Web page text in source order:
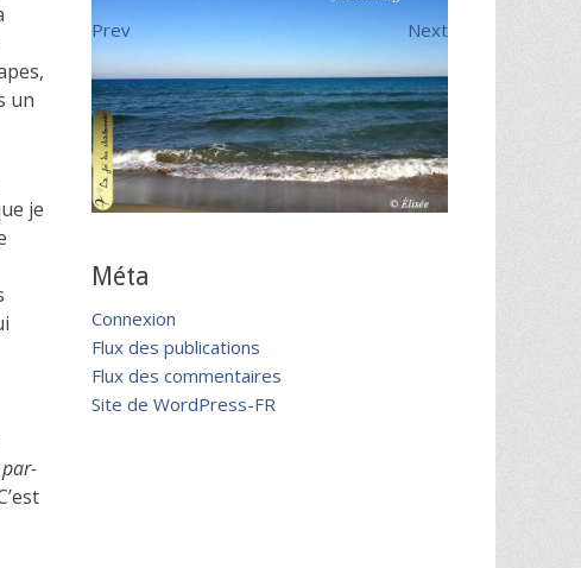
un
je
par-
Prev Next
Méta
Connexion
Flux des publications
Flux des commentaires
Site de WordPress-FR